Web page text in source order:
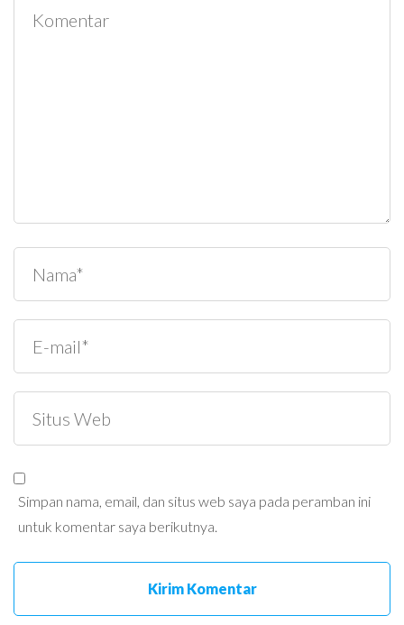
Simpan nama, email, dan situs web saya pada peramban ini
untuk komentar saya berikutnya.